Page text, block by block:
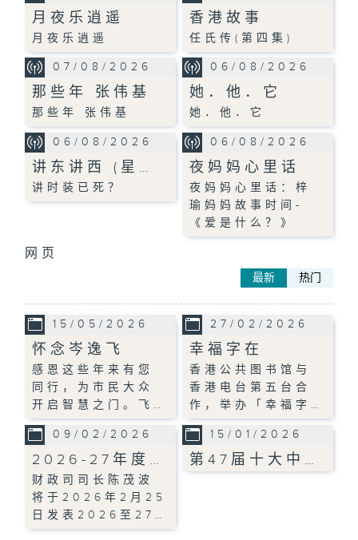
月夜乐逍遥
月夜乐逍遥
香港故事
任氏传(第四集)
07/08/2026
那些年 张伟基
那些年 张伟基
06/08/2026
她．他．它
她．他．它
06/08/2026
讲东讲西 (星…
讲时装已死？
06/08/2026
夜妈妈心里话
夜妈妈心里话：梓
瑜妈妈故事时间-
《爱是什么？》
网页
最新 热门
15/05/2026
怀念岑逸飞
感恩这些年来有您
同行，为巿民大众
开启智慧之门。飞…
27/02/2026
幸福字在
香港公共图书馆与
香港电台第五台合
作，举办「幸福字…
09/02/2026
2026-27年度…
财政司司长陈茂波
将于2026年2月25
日发表2026至27…
15/01/2026
第47届十大中…